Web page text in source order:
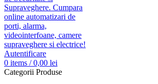
Autentificare
0 items / 0,00 lei
Categorii Produse